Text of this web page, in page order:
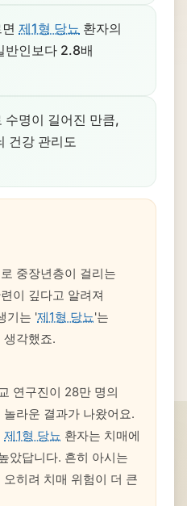
제1형 당뇨 환자의
반인보다 2.8배
수명이 길어진 만큼,
건강 관리도
중장년층이 걸리는
이 깊다고 알려져
기는 '제1형 당뇨'는
생각했죠.
연구진이 28만 명의
라운 결과가 나왔어요.
제1형 당뇨 환자는 치매에
았답니다. 흔히 아시는
오히려 치매 위험이 더 큰